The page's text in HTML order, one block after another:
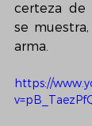
certeza de
se
arma.
https://